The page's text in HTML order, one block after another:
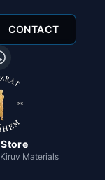
CONTACT
Materials